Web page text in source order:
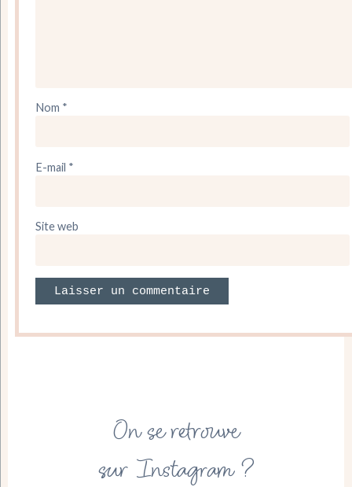
Nom *
E-mail *
Site web
On se retrouve
sur Instagram ?